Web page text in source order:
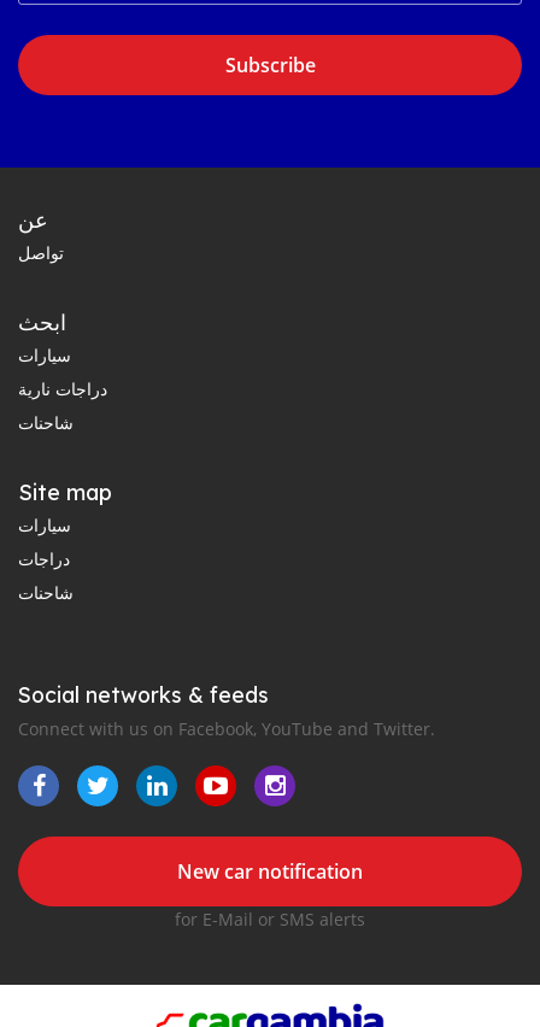
Subscribe
عن
تواصل
ابحث
سيارات
دراجات نارية
شاحنات
Site map
سيارات
دراجات
شاحنات
Social networks & feeds
Connect with us on Facebook, YouTube and Twitter.
New car notification
for E-Mail or SMS alerts